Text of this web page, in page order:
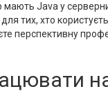
мають Java у
для тих, хто
перспективну